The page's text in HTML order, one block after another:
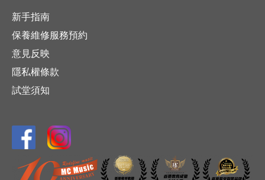
新手指南
保養維修服務預約
意見反映
隱私權條款
試堂須知